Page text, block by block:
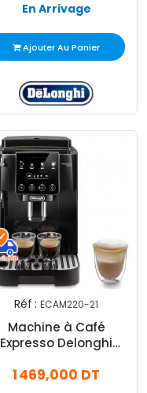
En Arrivage
Ajouter Au Panier
Réf : ECAM220-21
Machine à Café
Expresso Delonghi
Noir
1 469,000 DT